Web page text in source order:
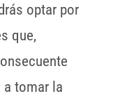
optar por
que,
a tomar la